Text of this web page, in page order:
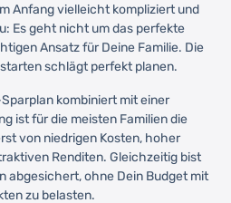
Anfang vielleicht kompliziert und
Es geht nicht um das perfekte
Ansatz für Deine Familie. Die
schlägt perfekt planen.
kombiniert mit einer
ist für die meisten Familien die
von niedrigen Kosten, hoher
Renditen. Gleichzeitig bist
abgesichert, ohne Dein Budget mit
zu belasten.